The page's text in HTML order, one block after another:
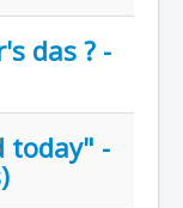
das ? -
today" -